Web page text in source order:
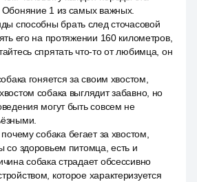
1 из самых важных.
способны брать след сточасовой
его на протяжении 160 километров,
спрятать что-то от любимца, он
гоняется за своим хвостом,
собака выглядит забавно, но
могут быть совсем не
собака бегает за хвостом,
со здоровьем питомца, есть и
собака страдает обсессивно
которое характеризуется